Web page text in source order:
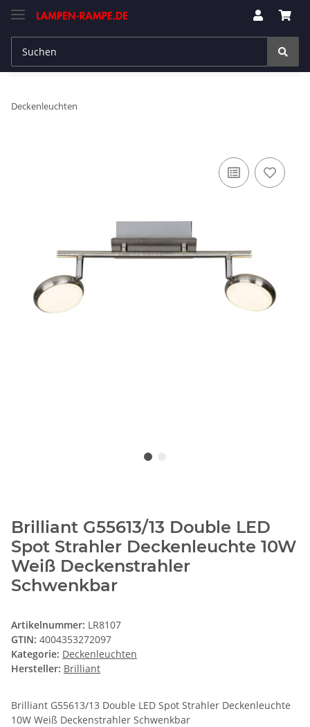
Deckenleuchten
Brilliant G55613/13 Double LED
Spot Strahler Deckenleuchte 10W
Weiß Deckenstrahler
Schwenkbar
Artikelnummer: LR8107
GTIN: 4004353272097
Kategorie: Deckenleuchten
Hersteller: Brilliant
Brilliant G55613/13 Double LED Spot Strahler Deckenleuchte
10W Weiß Deckenstrahler Schwenkbar